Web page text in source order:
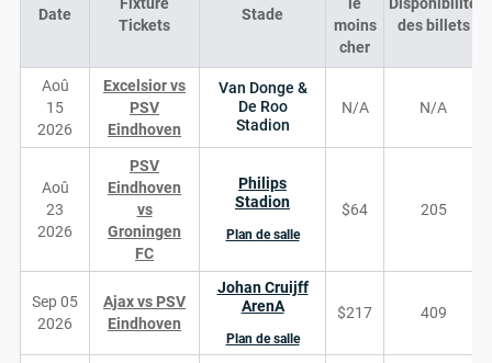
Date
Tickets
Stade
moins
cher
des billets
Aoû
15
2026
Excelsior vs
PSV
Eindhoven
Van Donge &
De Roo
Stadion
N/A N/A
Aoû
23
2026
PSV
Eindhoven
vs
Groningen
FC
Philips
Stadion
Plan de salle
$64 205
Sep 05
2026
Ajax vs PSV
Eindhoven
Johan Cruijff
ArenA
Plan de salle
$217 409